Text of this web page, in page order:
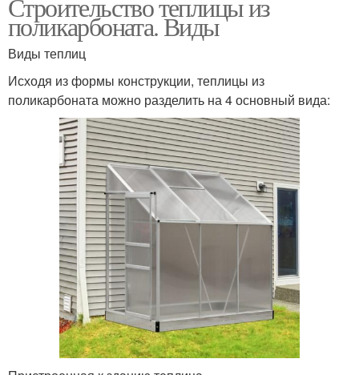
поликарбоната. Виды
Виды теплиц
Исходя из формы конструкции, теплицы из
поликарбоната можно разделить на 4 основный вида: